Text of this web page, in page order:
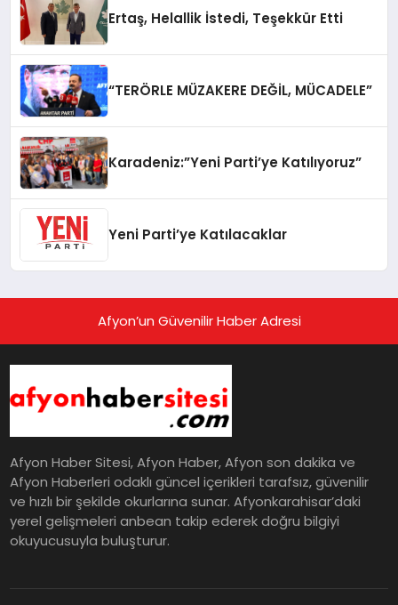
Ertaş, Helallik İstedi, Teşekkür Etti
“TERÖRLE MÜZAKERE DEĞİL, MÜCADELE”
Karadeniz:”Yeni Parti’ye Katılıyoruz”
Yeni Parti’ye Katılacaklar
Afyon’un Güvenilir Haber Adresi
Afyon Haber Sitesi, Afyon Haber, Afyon son dakika ve
Afyon Haberleri odaklı güncel içerikleri tarafsız, güvenilir
ve hızlı bir şekilde okurlarına sunar. Afyonkarahisar’daki
yerel gelişmeleri anbean takip ederek doğru bilgiyi
okuyucusuyla buluşturur.